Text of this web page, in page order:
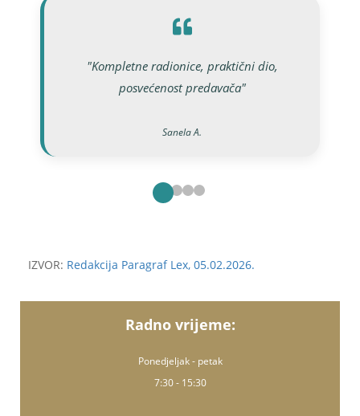
"Kompletne radionice, praktični dio,
posvećenost predavača"
Sanela A.
IZVOR: Redakcija Paragraf Lex, 05.02.2026.
Radno vrijeme:
Ponedjeljak - petak
7:30 - 15:30